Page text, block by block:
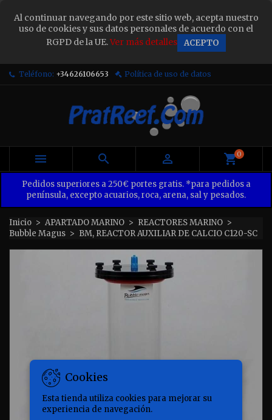
Al continuar navegando por este sitio web, acepta nuestro
uso de cookies y sus datos personales de acuerdo con el
RGPD de la UE.Ver más detalles ACEPTO
Teléfono: +34626106653 Política de uso de datos
   0
Pedidos superiores a 250€ portes gratis. *para pedidos a
península, excepto acuarios, roca, arena, sal y pesados.
Inicio APARTADO MARINO
REACTORES MARINO
Bubble Magus
BM, REACTOR AUXILIAR DE CALCIO C120-SC
Cookies
Esta tienda utiliza cookies para mejorar su
experiencia de navegación.
Sign in ×
You need to be logged in to save products in your
wish list.